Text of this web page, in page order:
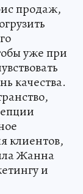
продаж,
уже при
качества.
клиентов,
Жанна
и